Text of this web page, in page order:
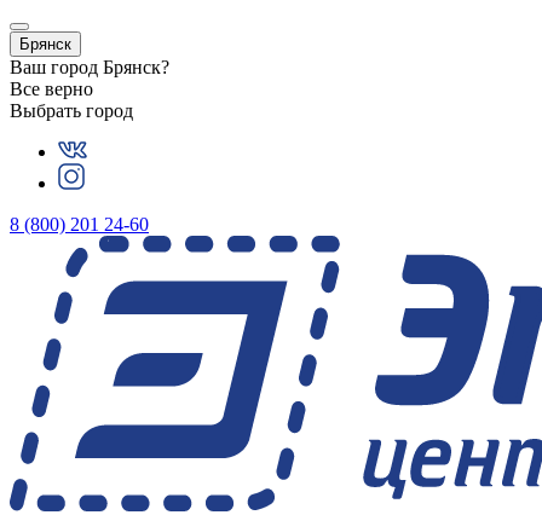
Брянск
Ваш город Брянск?
Все верно
Выбрать город
8 (800) 201 24-60